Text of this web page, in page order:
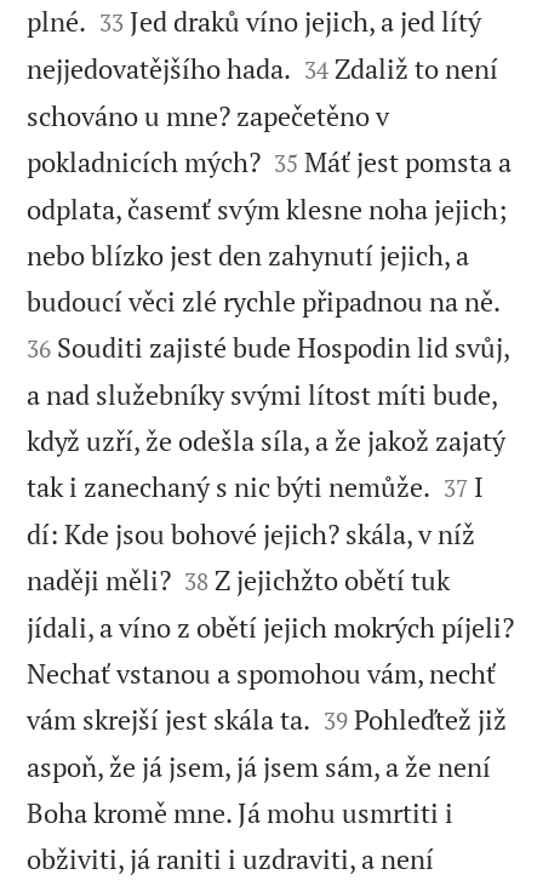
plné. 

33 Jed draků víno jejich, a jed lítý
nejjedovatějšího hada. 

34 Zdaliž to není
schováno u mne? zapečetěno v
pokladnicích mých?
35 Máť jest pomsta a
odplata, časemť svým klesne noha jejich;
nebo blízko jest den zahynutí jejich, a
budoucí věci zlé rychle připadnou na ně.
36 Souditi zajisté bude Hospodin lid svůj,
a nad služebníky svými lítost míti bude,
když uzří, že odešla síla, a že jakož zajatý
tak i zanechaný s nic býti nemůže. 

37 I
dí: Kde jsou bohové jejich? skála, v níž
naději měli?
38 Z jejichžto obětí tuk
jídali, a víno z obětí jejich mokrých píjeli?
Nechať vstanou a spomohou vám, nechť
vám skrejší jest skála ta. 

39 Pohleďtež již
aspoň, že já jsem, já jsem sám, a že není
Boha kromě mne. Já mohu usmrtiti i
obživiti, já raniti i uzdraviti, a není